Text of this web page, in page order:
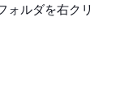
ォルダを右クリ